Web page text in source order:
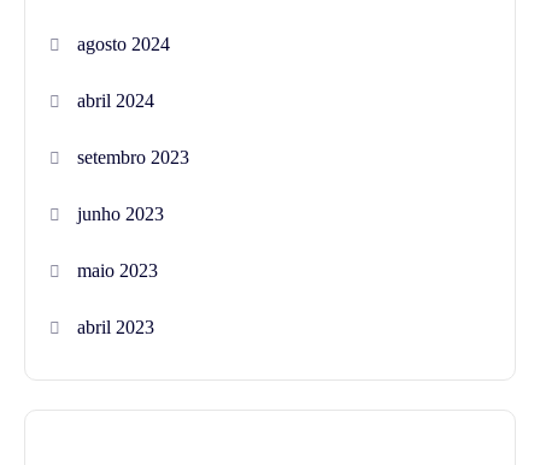
agosto 2024
abril 2024
setembro 2023
junho 2023
maio 2023
abril 2023